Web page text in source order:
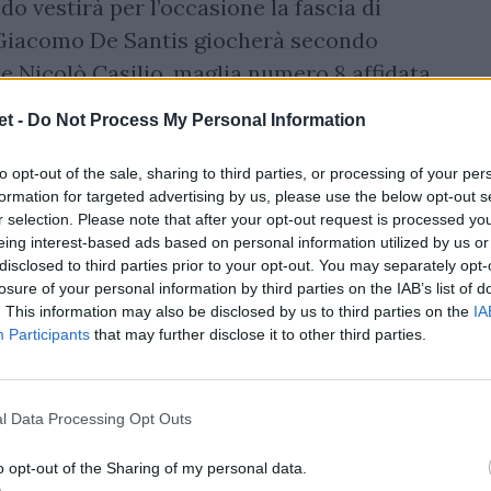
- Do Not Process My Personal Information
opt-out of the sale, sharing to third parties, or processing of your
for targeted advertising by us, please use the below opt-out
selection. Please note that after your opt-out request is processed
interest-based ads based on personal information utilized by us
to third parties prior to your opt-out. You may separately
of your personal information by third parties on the IAB’s list of
This information may also be disclosed by us to third parties on the
Participants that may further disclose it to other third parties.
Data Processing Opt Outs
opt-out of the Sharing of my personal data.
vestirà per l’occasione la fascia di
De Santis giocherà secondo
Nicolò Casilio, maglia numero 8 affidata
in prima linea Lorenzo Cittadini a
Per Brugnara si tratta del ritorno a
93 aveva infatti fatto parte della
Pasquali. Entrambi avevano anche
quando i piloni titolari all’epocale
lato sinistro e Dan Cole a destra.
in programma sabato 7 dicembre 2019
trasmessa in diretta streaming su